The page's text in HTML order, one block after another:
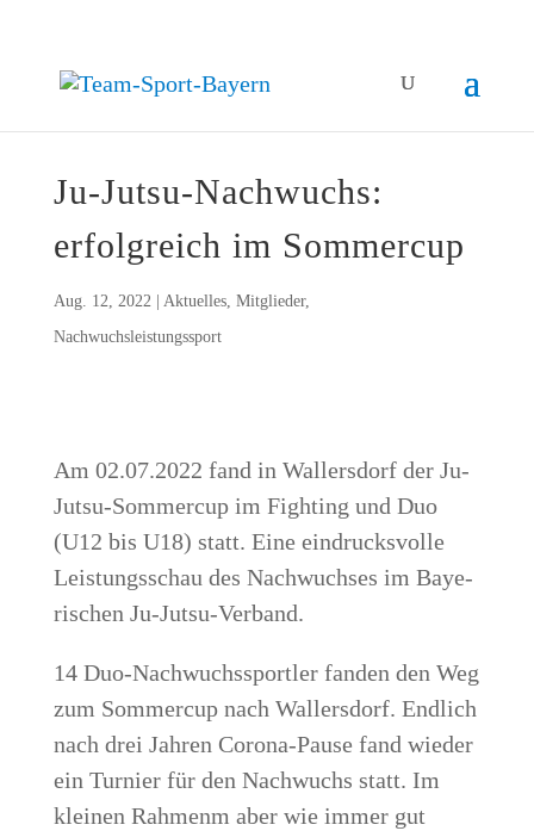
Ju-Jutsu-Nach­wuchs:
erfolg­reich im Sommercup
Aug. 12, 2022| Aktuelles, Mitglieder,
Nachwuchsleistungssport
Am 02.07.2022 fand in Wal­lers­dorf der Ju-
Jutsu-Som­mer­cup im Fight­ing und Duo
(U12 bis U18) statt. Eine ein­drucks­vol­le
Leis­tungs­schau des Nach­wuch­ses im Baye­
ri­schen Ju-Jutsu-Verband.
14 Duo-Nach­wuchs­sport­ler fan­den den Weg
zum Som­mer­cup nach Wal­lers­dorf. End­lich
nach drei Jah­ren Coro­na-Pau­se fand wie­der
ein Tur­nier für den Nach­wuchs statt. Im
klei­nen Rah­menm aber wie immer gut